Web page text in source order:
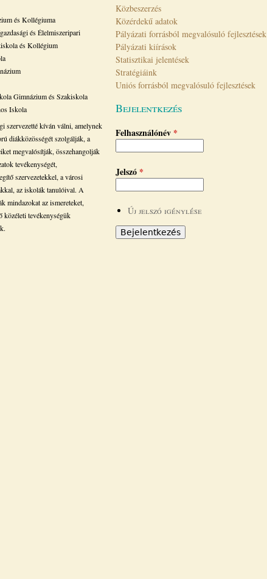
és Kollégiuma
és Élelmiszeripari
és Kollégium
Gimnázium és Szakiskola
Iskola
kíván válni, amelynek
diákközösségét szolgálják, a
megvalósítják, összehangolják
tevékenységét,
szervezetekkel, a városi
az iskolák tanulóival. A
mindazokat az ismereteket,
közéleti tevékenységük
Közbeszerzés
Közérdekű adatok
Pályázati forrásból megvalósuló fejlesztések
Pályázati kiírások
Statisztikai jelentések
Stratégiáink
Uniós forrásból megvalósuló fejlesztések
Bejelentkezés
Felhasználónév *
Jelszó *
Új jelszó igénylése